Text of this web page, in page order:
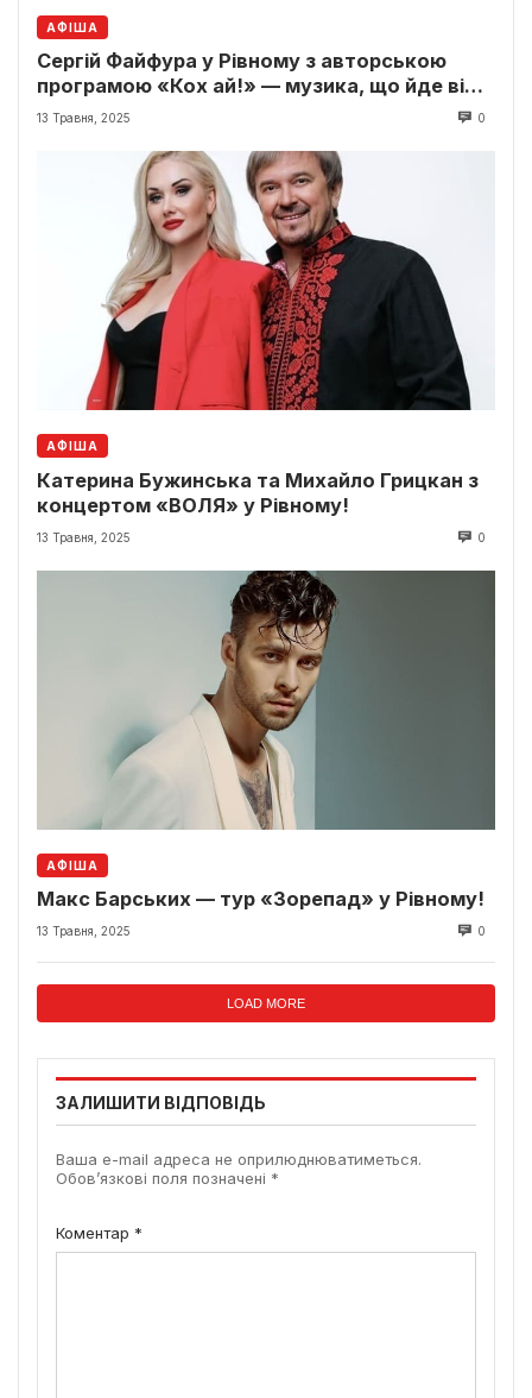
АФІША
Сергій Файфура у Рівному з авторською
програмою «Кох ай!» — музика, що йде від
серця
13 Травня, 2025 0
АФІША
Катерина Бужинська та Михайло Грицкан з
концертом «ВОЛЯ» у Рівному!
13 Травня, 2025 0
АФІША
Макс Барських — тур «Зорепад» у Рівному!
13 Травня, 2025 0
LOAD MORE
ЗАЛИШИТИ ВІДПОВІДЬ
Ваша e-mail адреса не оприлюднюватиметься.
Обов’язкові поля позначені *
Коментар *